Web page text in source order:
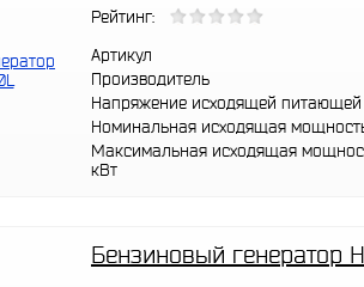
Рейтинг:
Артикул
Производитель
Напряжение исходящей питающей
Номинальная исходящая
Максимальная исходящая
кВт
Бензиновый генератор